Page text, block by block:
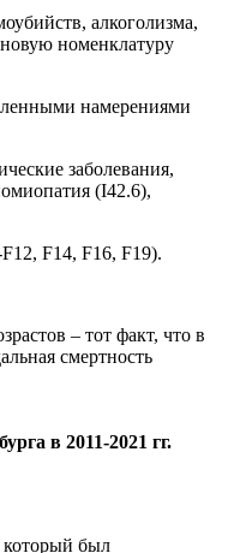
алкоголизма,
номенклатуру
намерениями
заболевания,
(I42.6),
F14, F16, F19).
– тот факт, что в
смертность
в 2011-2021 гг.
который был